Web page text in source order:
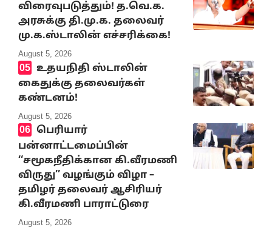
விரைவுபடுத்தும்! த.வெ.க.
அரசுக்கு தி.மு.க. தலைவர்
மு.க.ஸ்டாலின் எச்சரிக்கை!
August 5, 2026
உதயநிதி ஸ்டாலின்
கைதுக்கு தலைவர்கள்
கண்டனம்!
August 5, 2026
பெரியார்
பன்னாட்டமைப்பின்
‘‘சமூகநீதிக்கான கி.வீரமணி
விருது’’ வழங்கும் விழா –
தமிழர் தலைவர் ஆசிரியர்
கி.வீரமணி பாராட்டுரை
August 5, 2026